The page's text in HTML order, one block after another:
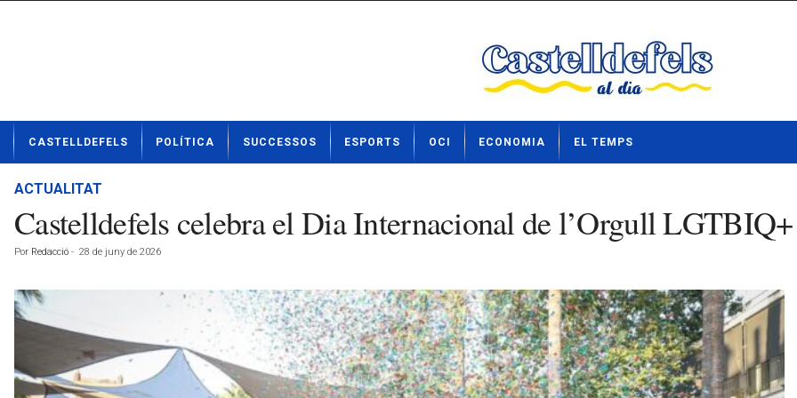
t
CASTELLDEFELS POLÍTICA SUCCESSOS ESPORTS OCI ECONOMIA EL TEMPS
ACTUALITAT
Castelldefels celebra el Dia Internacional de l’Orgull LGTBIQ+
Por Redacció - 28 de juny de 2026